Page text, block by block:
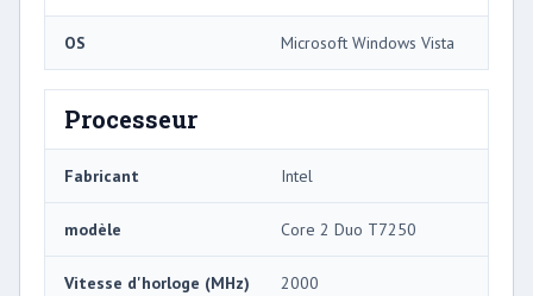
OS Microsoft Windows Vista
Processeur
Fabricant Intel
modèle Core 2 Duo T7250
Vitesse d'horloge (MHz) 2000